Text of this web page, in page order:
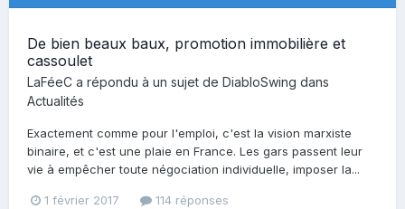
De bien beaux baux, promotion immobilière et
cassoulet
LaFéeC a répondu à un sujet de DiabloSwing dans
Actualités
Exactement comme pour l'emploi, c'est la vision marxiste
binaire, et c'est une plaie en France. Les gars passent leur
vie à empêcher toute négociation individuelle, imposer la...
1 février 2017 114 réponses